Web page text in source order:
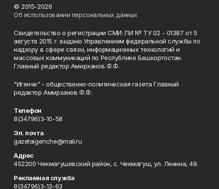
© 2015-2026
Об использовании персональных данных
Свидетельство о регистрации СМИ: ПИ № ТУ 02 - 01387 от 5
августа 2015 г. выдано Управлением федеральной службы по
надзору в сфере связи, информационных технологий и
массовых коммуникаций по Республике Башкортостан.
Главный редактор Амирханов Ф.Ф.
"Игенче" - общественно-политическая газета Главный
редактор Амирханов Ф.Ф.
Телефон
8(34796)3-10-58
Эл. почта
gazetaigenche@mail.ru
Адрес
452200 Чекмагушевский район, с. Чекмагуш, ул. Ленина, 49.
Рекламная служба
8(34796)3-13-63